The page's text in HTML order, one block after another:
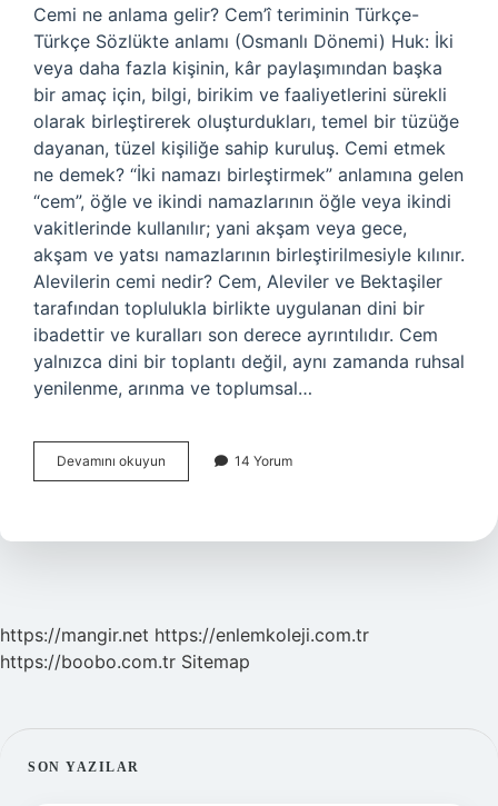
Cemi ne anlama gelir? Cem’î teriminin Türkçe-
Türkçe Sözlükte anlamı (Osmanlı Dönemi) Huk: İki
veya daha fazla kişinin, kâr paylaşımından başka
bir amaç için, bilgi, birikim ve faaliyetlerini sürekli
olarak birleştirerek oluşturdukları, temel bir tüzüğe
dayanan, tüzel kişiliğe sahip kuruluş. Cemi etmek
ne demek? “İki namazı birleştirmek” anlamına gelen
“cem”, öğle ve ikindi namazlarının öğle veya ikindi
vakitlerinde kullanılır; yani akşam veya gece,
akşam ve yatsı namazlarının birleştirilmesiyle kılınır.
Alevilerin cemi nedir? Cem, Aleviler ve Bektaşiler
tarafından toplulukla birlikte uygulanan dini bir
ibadettir ve kuralları son derece ayrıntılıdır. Cem
yalnızca dini bir toplantı değil, aynı zamanda ruhsal
yenilenme, arınma ve toplumsal…
Devamını okuyun
Olmak
14 Yorum
https://mangir.net https://enlemkoleji.com.tr
https://boobo.com.tr Sitemap
SIDEBAR
SON YAZILAR